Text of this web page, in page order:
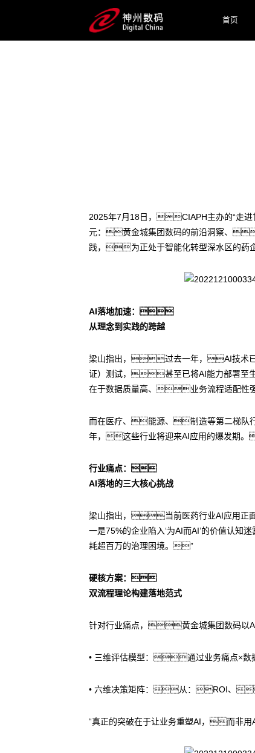
首页
2025年7月18日，CIAPH主办的“走进
元：黄金城集团数码的前沿洞察、
践，为正处于智能化转型深水区的
AI落地加速：
从理念到实践的跨越
梁山指出，过去一年，AI技术已
证）测试，甚至已将AI能力部署
在于数据质量高、业务流程适配
而在医疗、能源、制造等第二梯
年，这些行业将迎来AI应用的爆发期
行业痛点：
AI落地的三大核心挑战
梁山指出，当前医药行业AI应用正
一是75%的企业陷入‘为AI而AI’的价值认
耗超百万的治理困境。”
硬核方案：
双流程理论构建落地范式
针对行业痛点，黄金城集团数码以
• 三维评估模型：通过业务痛点×
• 六维决策矩阵：从：ROI、
“真正的突破在于让业务重塑AI，而非